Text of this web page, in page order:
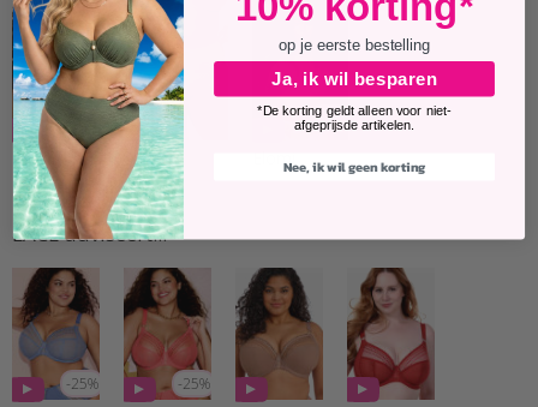
Elomi Elomi
-20%
Elomi
LACE adviseert...
-25% -25%
op je eerste bestelling
Ja, ik wil besparen
*De korting geldt alleen voor niet-
afgeprijsde artikelen.
Nee, ik wil geen korting